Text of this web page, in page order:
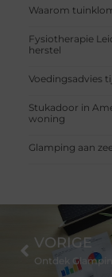
Waarom
Fysiotherapie
herstel
Voedingsadvies
Stukadoor in
woning
Glamping aan
VORIGE